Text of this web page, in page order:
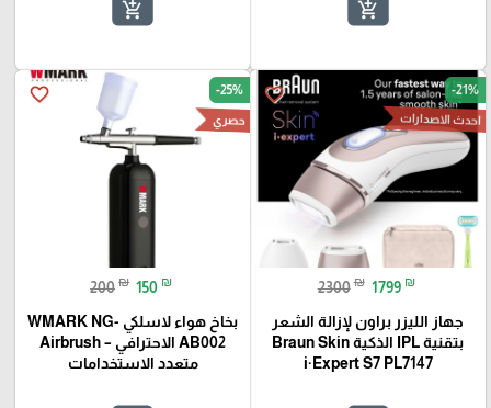
add_shopping_cart
add_shopping_cart
favorite_border -21%
احدث الاصدارات
2300 ₪ 1799 ₪
جهاز الليزر براون لإزالة الشعر
بتقنية IPL الذكية Braun Skin
i·Expert S7 PL7147
favorite_border -25%
حصري
200 ₪ 150 ₪
بخاخ هواء لاسلكي WMARK NG-
AB002 الاحترافي – Airbrush
متعدد الاستخدامات